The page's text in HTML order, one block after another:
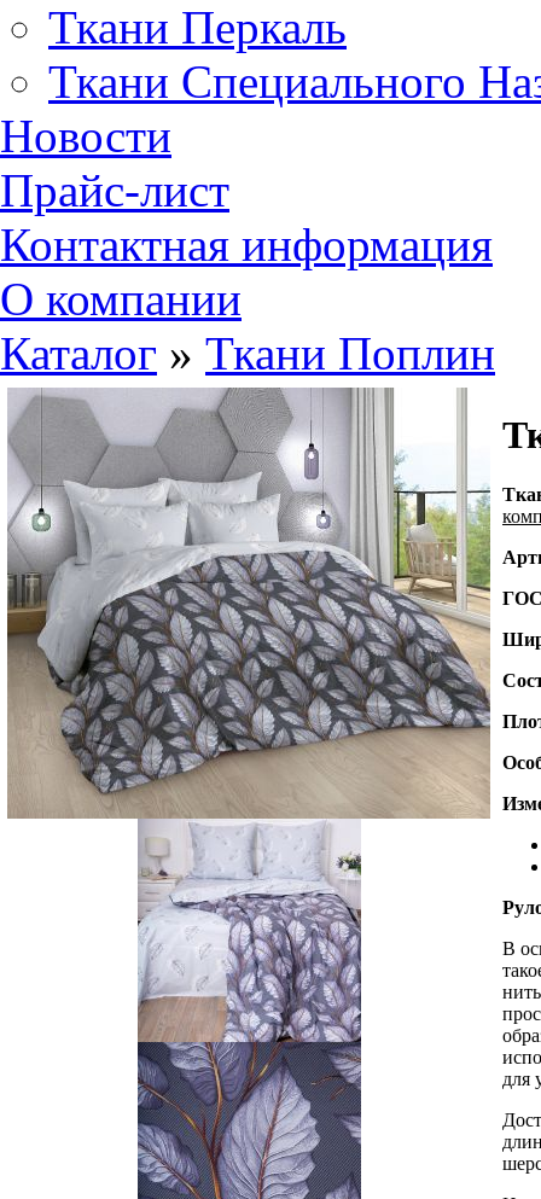
Ткани Перкаль
Ткани Специального
Новости
Прайс-лист
Контактная информация
О компании
Каталог » Ткани Поплин
Т
В
для